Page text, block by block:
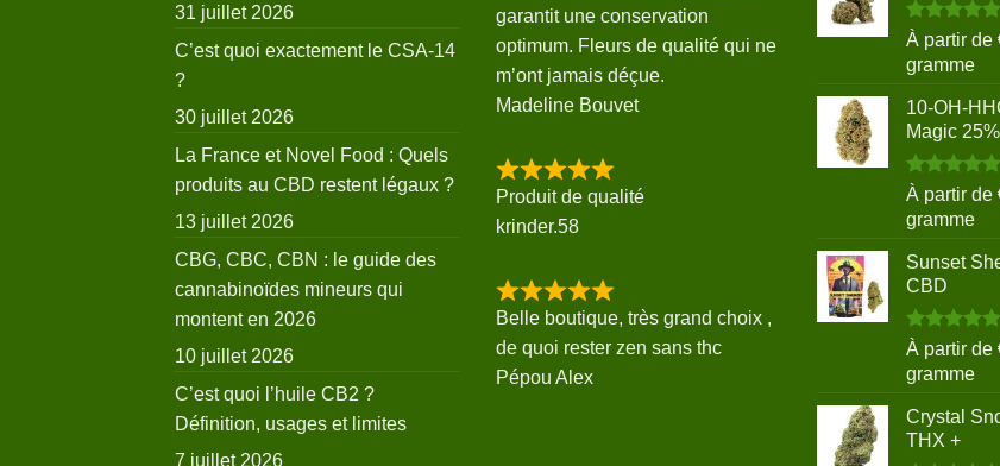
31 juillet 2026
C’est quoi exactement le CSA-14
?
30 juillet 2026
La France et Novel Food : Quels
produits au CBD restent légaux ?
13 juillet 2026
CBG, CBC, CBN : le guide des
cannabinoïdes mineurs qui
montent en 2026
10 juillet 2026
C’est quoi l’huile CB2 ?
Définition, usages et limites
7 juillet 2026
garantit une conservation
optimum. Fleurs de qualité qui ne
m’ont jamais déçue.
Madeline Bouvet
Produit de qualité
krinder.58
Belle boutique, très grand choix ,
de quoi rester zen sans thc
Pépou Alex
Note5.00
sur 5
À partir de
gramme
10-OH-
Magic 25%
Note5.00
sur 5
À partir de
gramme
Sunset
CBD
Note5.00
sur 5
À partir de
gramme
Crystal
THX +